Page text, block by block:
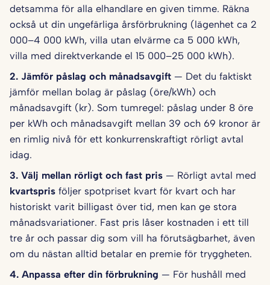
detsamma för alla elhandlare en given timme. Räkna
också ut din ungefärliga årsförbrukning (lägenhet ca 2
000–4 000 kWh, villa utan elvärme ca 5 000 kWh,
villa med direktverkande el 15 000–25 000 kWh).
2. Jämför påslag och månadsavgift — Det du faktiskt
jämför mellan bolag är påslag (öre/kWh) och
månadsavgift (kr). Som tumregel: påslag under 8 öre
per kWh och månadsavgift mellan 39 och 69 kronor är
en rimlig nivå för ett konkurrenskraftigt rörligt avtal
idag.
3. Välj mellan rörligt och fast pris — Rörligt avtal med
kvartspris följer spotpriset kvart för kvart och har
historiskt varit billigast över tid, men kan ge stora
månadsvariationer. Fast pris låser kostnaden i ett till
tre år och passar dig som vill ha förutsägbarhet, även
om du nästan alltid betalar en premie för tryggheten.
4. Anpassa efter din förbrukning — För hushåll med